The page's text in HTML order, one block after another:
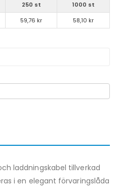
250 st
1000 st
59,76 kr 58,10 kr
laddningskabel tillverkad
i en elegant förvaringslåda